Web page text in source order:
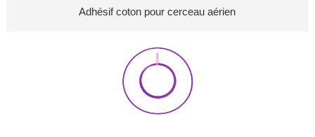
Adhésif coton pour cerceau aérien